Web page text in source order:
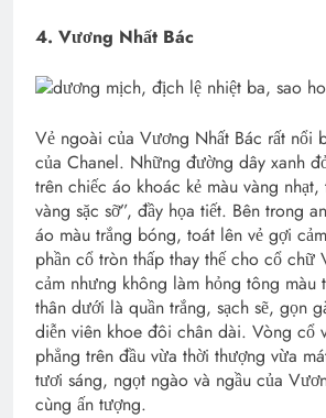
4. Vương Nhất Bác
Vẻ ngoài của Vương Nhất Bác rất nổi
của Chanel. Những đường dây xanh
trên chiếc áo khoác kẻ màu vàng nhạt,
vàng sặc sỡ”, đầy họa tiết. Bên trong
áo màu trắng bóng, toát lên vẻ gợi
phần cổ tròn thấp thay thế cho cổ chữ
cảm nhưng không làm hỏng tông màu
thân dưới là quần trắng, sạch sẽ, gọn
diễn viên khoe đôi chân dài. Vòng cổ
phẳng trên đầu vừa thời thượng vừa
tươi sáng, ngọt ngào và ngầu của
cùng ấn tượng.